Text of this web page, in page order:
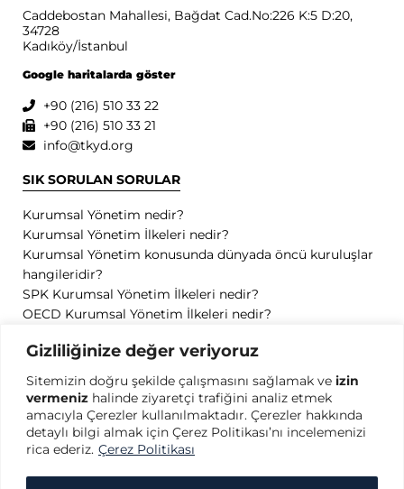
Gizliliğinize değer veriyoruz
Sitemizin doğru şekilde çalışmasını sağlamak ve izin
vermeniz halinde ziyaretçi trafiğini analiz etmek
amacıyla Çerezler kullanılmaktadır. Çerezler hakkında
detaylı bilgi almak için Çerez Politikası’nı incelemenizi
rica ederiz. Çerez Politikası
Caddebostan Mahallesi, Bağdat Cad.No:226 K:5 D:20,
34728
Kadıköy/İstanbul
Google haritalarda göster
+90 (216) 510 33 22
+90 (216) 510 33 21
info@tkyd.org
SIK SORULAN SORULAR
Kurumsal Yönetim nedir?
Kurumsal Yönetim İlkeleri nedir?
Kurumsal Yönetim konusunda dünyada öncü kuruluşlar
hangileridir?
SPK Kurumsal Yönetim İlkeleri nedir?
OECD Kurumsal Yönetim İlkeleri nedir?
GİZLİLİK
Gizlilik Politikası
Kullanım Koşulları
Kişisel Verilerin Korunması
Çerez Politikası